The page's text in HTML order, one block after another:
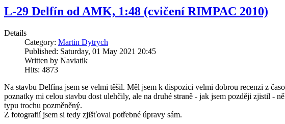
L-29 Delfín od AMK, 1:48 (cvičení RIMPAC 2010)
Details
Category: Martin Dytrych
Published: Saturday, 01 May 2021 20:45
Written by Naviatik
Hits: 4873
Na stavbu Delfína jsem se velmi těšil. Měl jsem k dispozici velmi dobrou recenzi z
poznatky mi celou stavbu dost ulehčily, ale na druhé straně - jak jsem později zjistil -
typu trochu pozměněný.
Z fotografií jsem si tedy zjišťoval potřebné úpravy sám.